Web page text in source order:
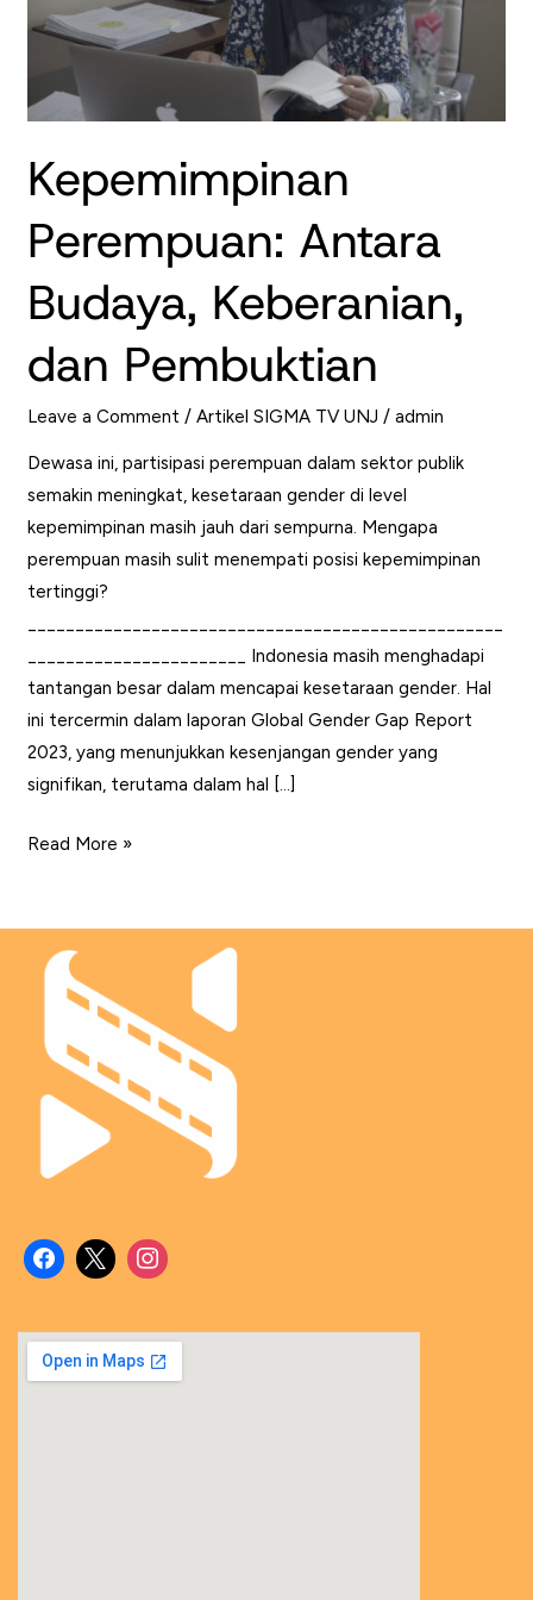
Kepemimpinan
Perempuan: Antara
Budaya, Keberanian,
dan Pembuktian
Leave a Comment /Artikel SIGMA TV UNJ /admin
Dewasa ini, partisipasi perempuan dalam sektor publik
semakin meningkat, kesetaraan gender di level
kepemimpinan masih jauh dari sempurna. Mengapa
perempuan masih sulit menempati posisi kepemimpinan
tertinggi?
_______________________ Indonesia masih menghadapi
tantangan besar dalam mencapai kesetaraan gender. Hal
ini tercermin dalam laporan Global Gender Gap Report
2023, yang menunjukkan kesenjangan gender yang
signifikan, terutama dalam hal […]
Kepemimpinan
Keberanian,
Pembuktian
Read More »